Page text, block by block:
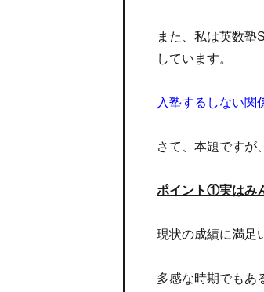
また、私は英数塾
しています。
入塾するしない関
さて、本題ですが
ポイント①実はみ
現状の成績に満足
多感な時期でもあ